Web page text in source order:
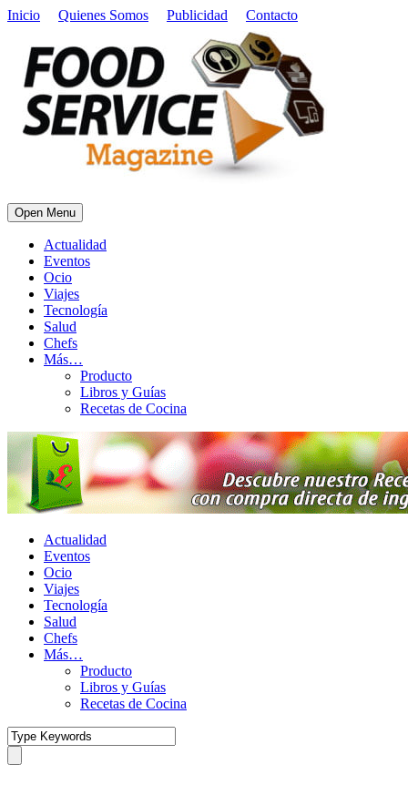
Inicio Quienes Somos Publicidad Contacto
Open Menu
Actualidad
Eventos
Ocio
Viajes
Tecnología
Salud
Chefs
Más…
Producto
Libros y Guías
Recetas de Cocina
Actualidad
Eventos
Ocio
Viajes
Tecnología
Salud
Chefs
Más…
Producto
Libros y Guías
Recetas de Cocina